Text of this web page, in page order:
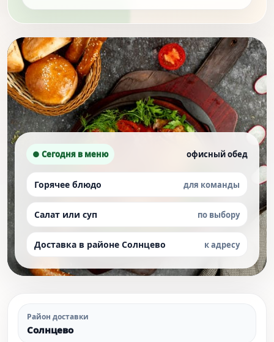
● Сегодня в меню офисный обед
Горячее блюдо для команды
Салат или суп по выбору
Доставка в районе Солнцево к адресу
Район доставки
Солнцево